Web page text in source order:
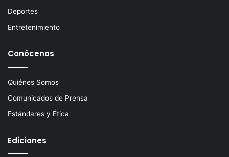
Deportes
Entretenimiento
Conócenos
Quiénes Somos
Comunicados de Prensa
Estándares y Ética
Ediciones